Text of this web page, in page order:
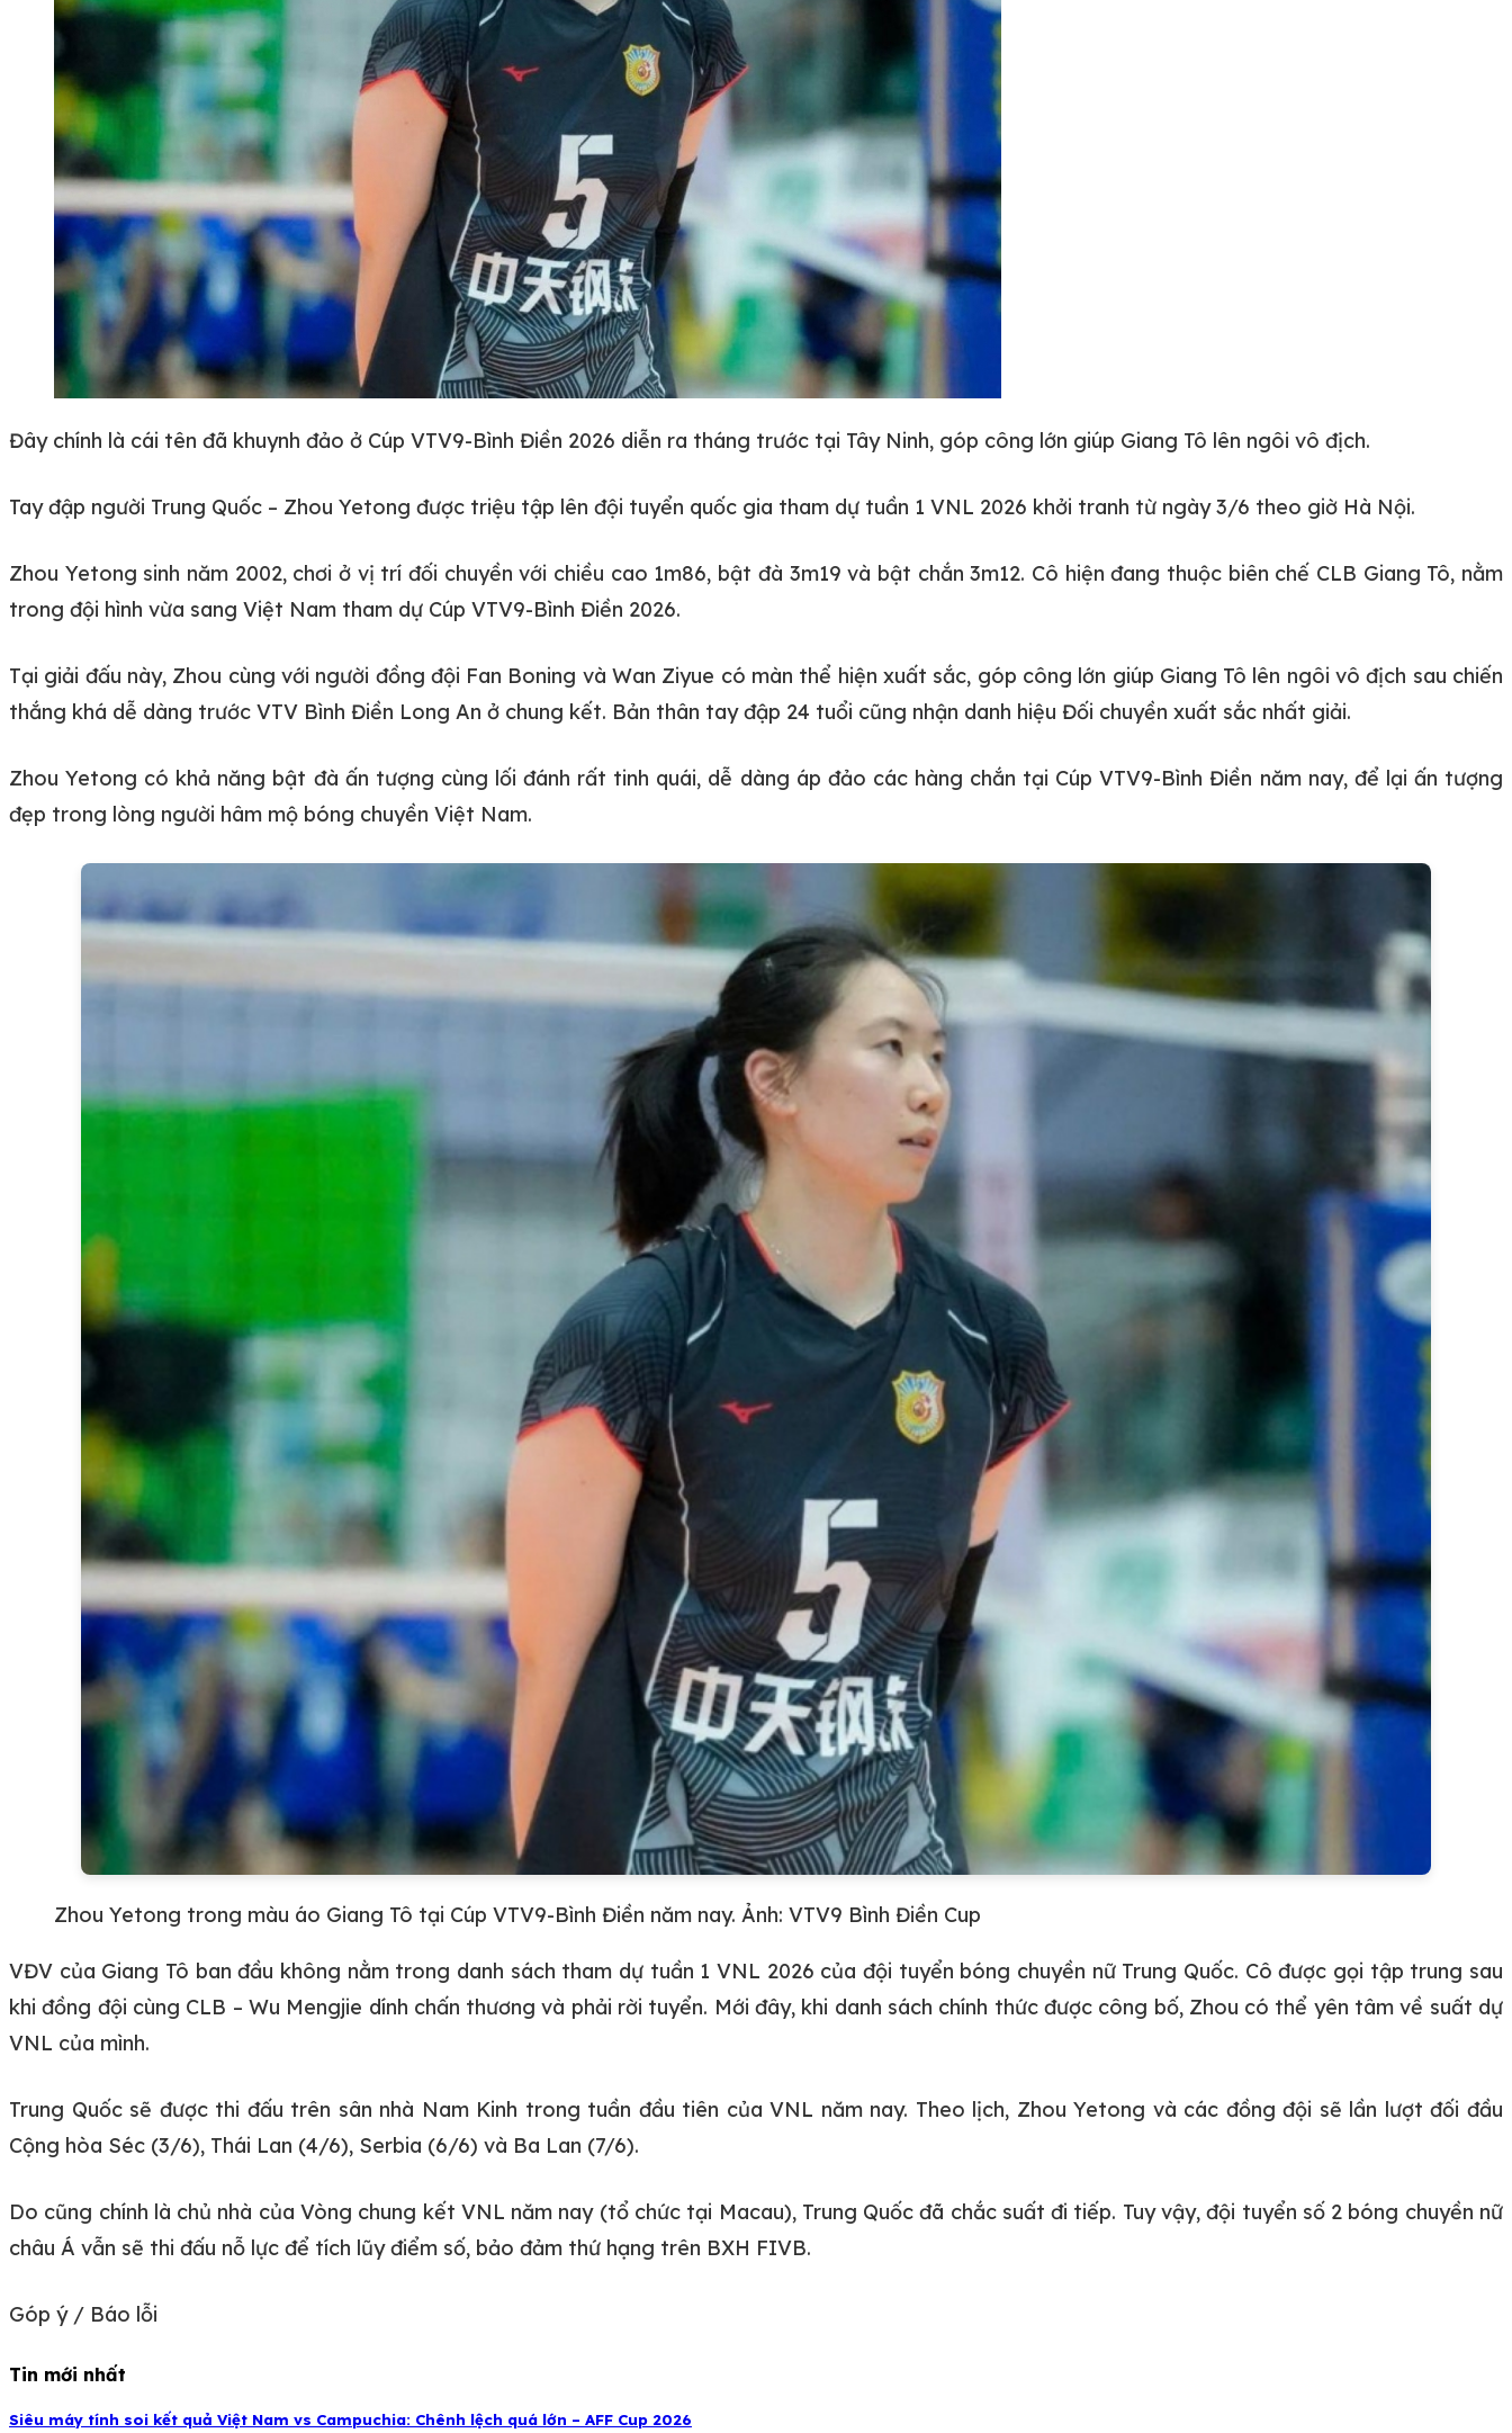
Đây chính là cái tên đã khuynh đảo ở Cúp VTV9-Bình Điền 2026 diễn ra tháng trước tại Tây Ninh, góp công lớn giúp Giang Tô lên ngôi vô địch.
Tay đập người Trung Quốc – Zhou Yetong được triệu tập lên đội tuyển quốc gia tham dự tuần 1 VNL 2026 khởi tranh từ ngày 3/6 theo giờ Hà Nội.
Zhou Yetong sinh năm 2002, chơi ở vị trí đối chuyền với chiều cao 1m86, bật đà 3m19 và bật chắn 3m12. Cô hiện đang thuộc biên chế CLB Giang Tô, nằm
trong đội hình vừa sang Việt Nam tham dự Cúp VTV9-Bình Điền 2026.
Tại giải đấu này, Zhou cùng với người đồng đội Fan Boning và Wan Ziyue có màn thể hiện xuất sắc, góp công lớn giúp Giang Tô lên ngôi vô địch sau chiến
thắng khá dễ dàng trước VTV Bình Điền Long An ở chung kết. Bản thân tay đập 24 tuổi cũng nhận danh hiệu Đối chuyền xuất sắc nhất giải.
Zhou Yetong có khả năng bật đà ấn tượng cùng lối đánh rất tinh quái, dễ dàng áp đảo các hàng chắn tại Cúp VTV9-Bình Điền năm nay, để lại ấn tượng
đẹp trong lòng người hâm mộ bóng chuyền Việt Nam.
Zhou Yetong trong màu áo Giang Tô tại Cúp VTV9-Bình Điền năm nay. Ảnh: VTV9 Bình Điền Cup
VĐV của Giang Tô ban đầu không nằm trong danh sách tham dự tuần 1 VNL 2026 của đội tuyển bóng chuyền nữ Trung Quốc. Cô được gọi tập trung sau
khi đồng đội cùng CLB – Wu Mengjie dính chấn thương và phải rời tuyển. Mới đây, khi danh sách chính thức được công bố, Zhou có thể yên tâm về suất dự
VNL của mình.
Trung Quốc sẽ được thi đấu trên sân nhà Nam Kinh trong tuần đầu tiên của VNL năm nay. Theo lịch, Zhou Yetong và các đồng đội sẽ lần lượt đối đầu
Cộng hòa Séc (3/6), Thái Lan (4/6), Serbia (6/6) và Ba Lan (7/6).
Do cũng chính là chủ nhà của Vòng chung kết VNL năm nay (tổ chức tại Macau), Trung Quốc đã chắc suất đi tiếp. Tuy vậy, đội tuyển số 2 bóng chuyền nữ
châu Á vẫn sẽ thi đấu nỗ lực để tích lũy điểm số, bảo đảm thứ hạng trên BXH FIVB.
Góp ý / Báo lỗi
Tin mới nhất
Siêu máy tính soi kết quả Việt Nam vs Campuchia: Chênh lệch quá lớn – AFF Cup 2026